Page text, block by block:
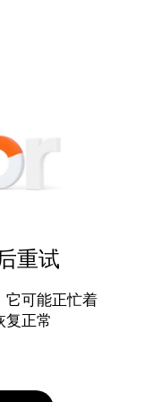
重试
它可能正忙着
复正常